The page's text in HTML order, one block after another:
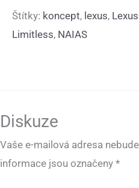
Štítky: koncept, lexus,
Limitless, NAIAS
Diskuze
Vaše e-mailová adresa
informace jsou označeny *